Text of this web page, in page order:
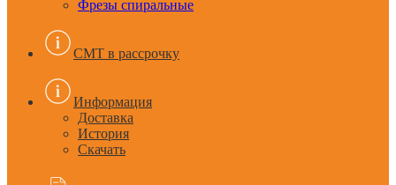
Фрезы спиральные
CMT в рассрочку
Информация
Доставка
История
Скачать